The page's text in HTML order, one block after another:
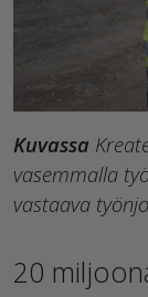
Kuvassa
vasemmalla
vastaava
20